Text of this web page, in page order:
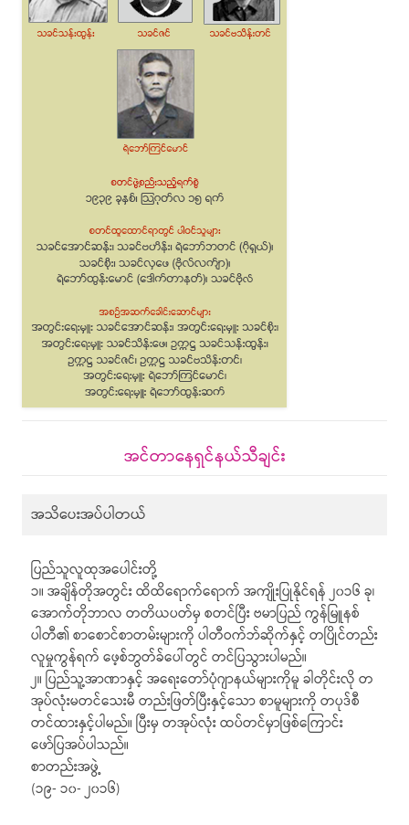
အင်တာနေရှင်နယ်သီချင်း
အသိပေးအပ်ပါတယ်
ပြည်သူလူထုအပေါင်းတို့
၁။ အချိန်တိုအတွင်း ထိထိရောက်ရောက် အကျိုးပြုနိုင်ရန် ၂၀၁၆ ခု၊
အောက်တိုဘာလ တတိယပတ်မှ စတင်ပြီး ဗမာပြည် ကွန်မြူနစ်
ပါတီ၏ စာစောင်စာတမ်းများကို ပါတီဝက်ဘ်ဆိုက်နှင့် တပြိုင်တည်း
လူမှုကွန်ရက် ဖေ့စ်ဘွတ်ခ်ပေါ်တွင် တင်ပြသွားပါမည်။
၂။ ပြည်သူ့အာဏာနှင့် အရေးတော်ပုံဂျာနယ်များကိုမူ ခါတိုင်းလို တ
အုပ်လုံးမတင်သေးမီ တည်းဖြတ်ပြီးနှင့်သော စာမူများကို တပုဒ်စီ
တင်ထားနှင့်ပါမည်။ ပြီးမှ တအုပ်လုံး ထပ်တင်မှာဖြစ်ကြောင်း
ဖော်ပြအပ်ပါသည်။
စာတည်းအဖွဲ့
(၁၉- ၁၀- ၂၀၁၆)